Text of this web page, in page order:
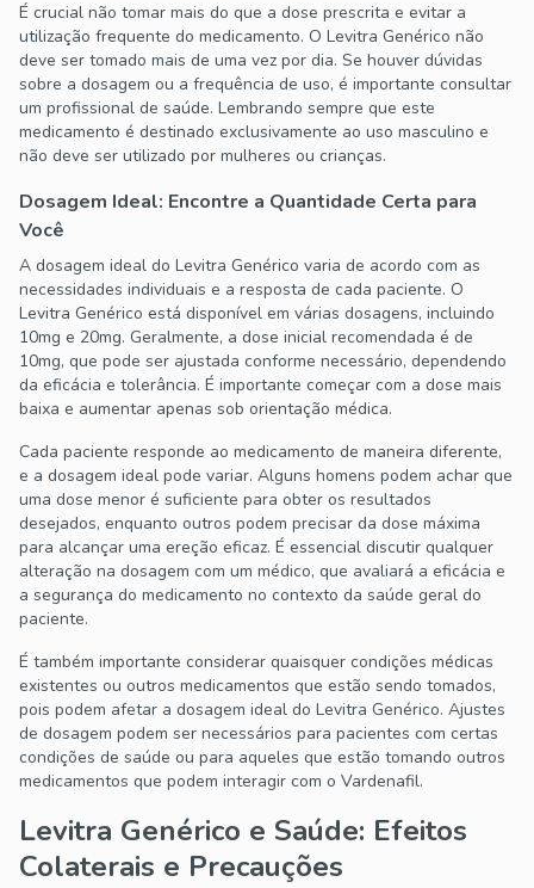
É crucial não tomar mais do que a dose prescrita e evitar a
utilização frequente do medicamento. O Levitra Genérico não
deve ser tomado mais de uma vez por dia. Se houver dúvidas
sobre a dosagem ou a frequência de uso, é importante consultar
um profissional de saúde. Lembrando sempre que este
medicamento é destinado exclusivamente ao uso masculino e
não deve ser utilizado por mulheres ou crianças.
Dosagem Ideal: Encontre a Quantidade Certa para
Você
A dosagem ideal do Levitra Genérico varia de acordo com as
necessidades individuais e a resposta de cada paciente. O
Levitra Genérico está disponível em várias dosagens, incluindo
10mg e 20mg. Geralmente, a dose inicial recomendada é de
10mg, que pode ser ajustada conforme necessário, dependendo
da eficácia e tolerância. É importante começar com a dose mais
baixa e aumentar apenas sob orientação médica.
Cada paciente responde ao medicamento de maneira diferente,
e a dosagem ideal pode variar. Alguns homens podem achar que
uma dose menor é suficiente para obter os resultados
desejados, enquanto outros podem precisar da dose máxima
para alcançar uma ereção eficaz. É essencial discutir qualquer
alteração na dosagem com um médico, que avaliará a eficácia e
a segurança do medicamento no contexto da saúde geral do
paciente.
É também importante considerar quaisquer condições médicas
existentes ou outros medicamentos que estão sendo tomados,
pois podem afetar a dosagem ideal do Levitra Genérico. Ajustes
de dosagem podem ser necessários para pacientes com certas
condições de saúde ou para aqueles que estão tomando outros
medicamentos que podem interagir com o Vardenafil.
Levitra Genérico e Saúde: Efeitos
Colaterais e Precauções